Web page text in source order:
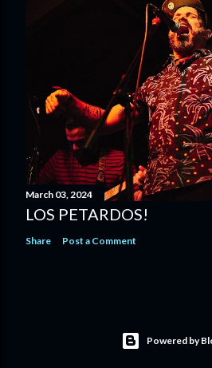
March 03, 2024
LOS PETARDOS!
Share Post a Comment
Powered by